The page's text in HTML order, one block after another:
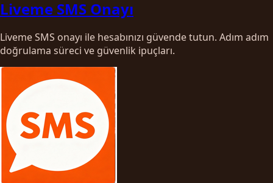
Liveme SMS Onayı
Liveme SMS onayı ile hesabınızı güvende tutun. Adım adım
doğrulama süreci ve güvenlik ipuçları.